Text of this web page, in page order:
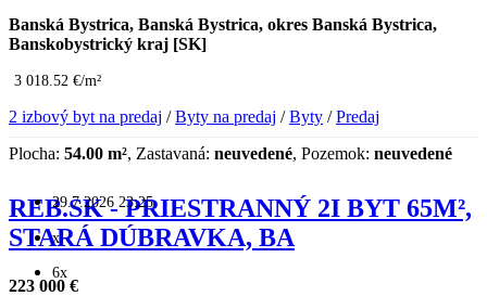
Banská Bystrica, Banská Bystrica, okres Banská Bystrica,
Banskobystrický kraj [SK]
3 018.52 €/m²
2 izbový byt na predaj /Byty na predaj /Byty /Predaj
Plocha: 54.00 m², Zastavaná: neuvedené, Pozemok: neuvedené
29.7.2026 23:25
x
6x
REB.SK - PRIESTRANNÝ 2I BYT 65M²,
STARÁ DÚBRAVKA, BA
223 000 €